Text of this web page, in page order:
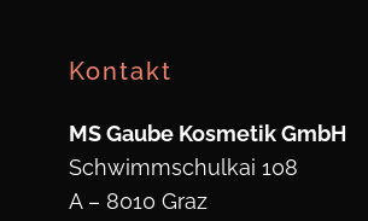
Kontakt
MS Gaube Kosmetik GmbH
Schwimmschulkai 108
A – 8010 Graz